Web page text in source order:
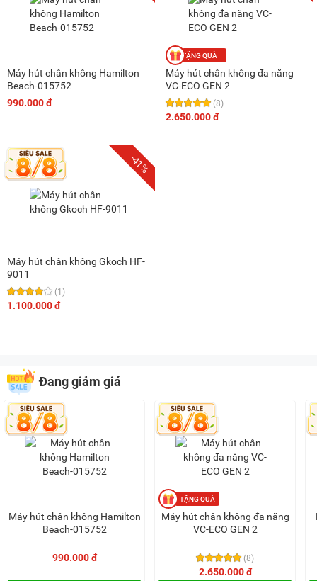
Máy hút chân không Hamilton
Beach-015752
990.000 đ
Máy hút chân không đa năng
VC-ECO GEN 2
(8)
2.650.000 đ
-41%
Máy hút chân không Gkoch HF-
9011
(1)
1.100.000 đ
Đang giảm giá
Máy hút chân không Hamilton
Beach-015752
990.000 đ
Máy hút chân không đa năng
VC-ECO GEN 2
(8)
2.650.000 đ